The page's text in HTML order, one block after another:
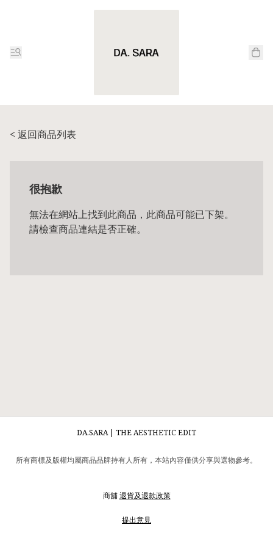
< 返回商品列表
很抱歉
無法在網站上找到此商品，此商品可能已下架。
請檢查商品連結是否正確。
DA.SARA | THE AESTHETIC EDIT
所有商標及版權均屬商品品牌持有人所有，本站內容僅供分享與選物參考。
商舖退貨及退款政策
提出意見